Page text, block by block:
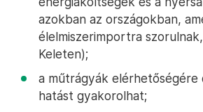
azokban az országokban,
élelmiszerimportra
Keleten);
a műtrágyák elérhetőségére
hatást gyakorolhat;